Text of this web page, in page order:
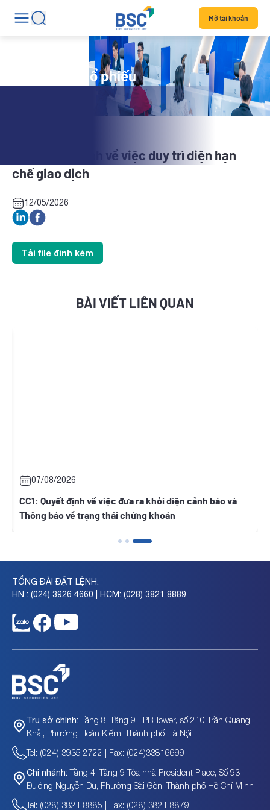
Mở tài khoản
Tin tức mã cổ phiếu
CT3: Quyết định về việc duy trì diện hạn
chế giao dịch
12/05/2026
Tải file đính kèm
BÀI VIẾT LIÊN QUAN
ONW:
07/08/2026
Quyết định về việc đưa ra khỏi diện cảnh báo và
báo về trạng thái chứng khoán
TỔNG ĐÀI ĐẶT LỆNH:
HN : (024) 3926 4660 | HCM: (028) 3821 8889
Trụ sở chính: Tầng 8, Tầng 9 LPB Tower, số 210 Trần Quang
Khải, Phường Hoàn Kiếm, Thành phố Hà Nội
Tel: (024) 3935 2722 | Fax: (024)33816699
Chi nhánh: Tầng 4, Tầng 9 Tòa nhà President Place, Số 93
Đường Nguyễn Du, Phường Sài Gòn, Thành phố Hồ Chí Minh
Tel: (028) 3821 8885 | Fax: (028) 3821 8879